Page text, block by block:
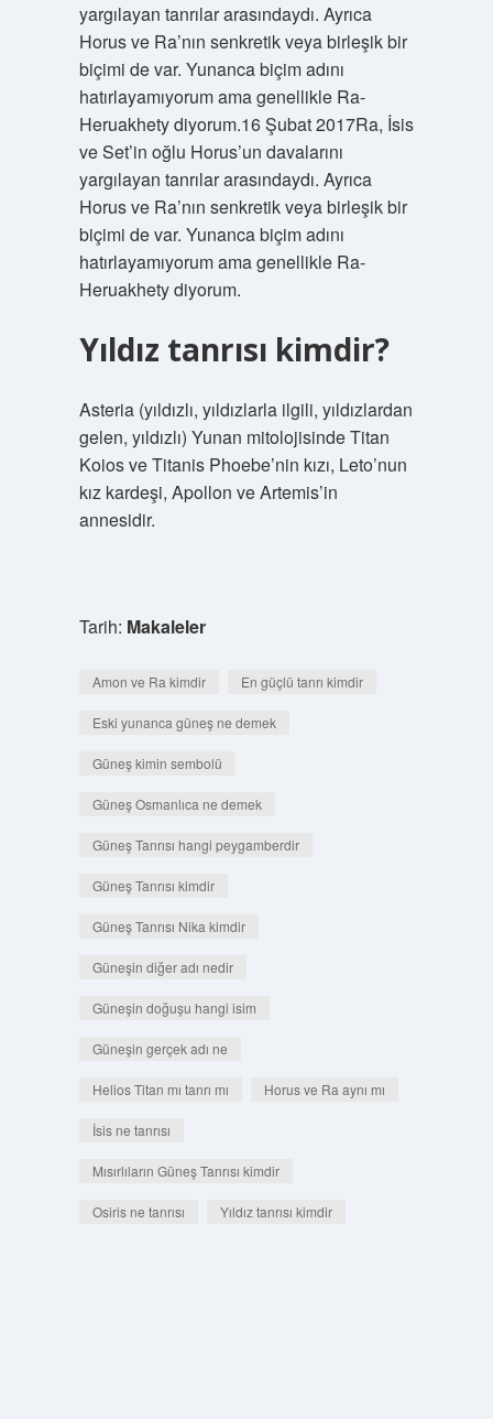
yargılayan tanrılar arasındaydı. Ayrıca
Horus ve Ra’nın senkretik veya birleşik bir
biçimi de var. Yunanca biçim adını
hatırlayamıyorum ama genellikle Ra-
Heruakhety diyorum.16 Şubat 2017Ra, İsis
ve Set’in oğlu Horus’un davalarını
yargılayan tanrılar arasındaydı. Ayrıca
Horus ve Ra’nın senkretik veya birleşik bir
biçimi de var. Yunanca biçim adını
hatırlayamıyorum ama genellikle Ra-
Heruakhety diyorum.
Yıldız tanrısı kimdir?
Asteria (yıldızlı, yıldızlarla ilgili, yıldızlardan
gelen, yıldızlı) Yunan mitolojisinde Titan
Koios ve Titanis Phoebe’nin kızı, Leto’nun
kız kardeşi, Apollon ve Artemis’in
annesidir.
Tarih: Makaleler
Amon ve Ra kimdir En güçlü tanrı kimdir
Eski yunanca güneş ne demek
Güneş kimin sembolü
Güneş Osmanlıca ne demek
Güneş Tanrısı hangi peygamberdir
Güneş Tanrısı kimdir
Güneş Tanrısı Nika kimdir
Güneşin diğer adı nedir
Güneşin doğuşu hangi isim
Güneşin gerçek adı ne
Helios Titan mı tanrı mı Horus ve Ra aynı mı
İsis ne tanrısı
Mısırlıların Güneş Tanrısı kimdir
Osiris ne tanrısı Yıldız tanrısı kimdir